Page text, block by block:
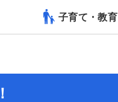
子育て・教育